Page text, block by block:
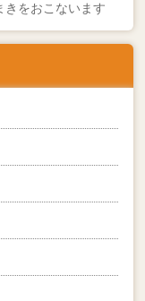
をおこないます